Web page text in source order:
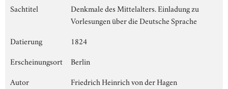
Sachtitel
Denkmale des Mittelalters. Einladung zu
Vorlesungen über die Deutsche Sprache
Datierung
1824
Erscheinungsort
Berlin
Autor
Friedrich Heinrich von der Hagen